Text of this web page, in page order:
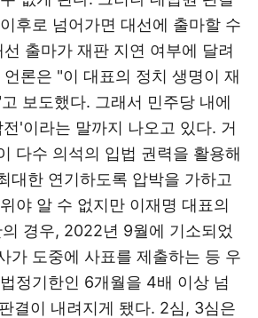
후로 넘어가면 대선에 출마할 수
출마가 재판 지연 여부에 달려
론은 "이 대표의 정치 생명이 재
보도했다. 그래서 민주당 내에
'이라는 말까지 나오고 있다. 거
다수 의석의 입법 권력을 활용해
대한 연기하도록 압박을 가하고
야 알 수 없지만 이재명 대표의
경우, 2022년 9월에 기소되었
가 도중에 사표를 제출하는 등 우
정기한인 6개월을 4배 이상 넘
결이 내려지게 됐다. 2심, 3심은